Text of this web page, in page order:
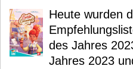
Heute wurden
des Jahres
Jahres 2023